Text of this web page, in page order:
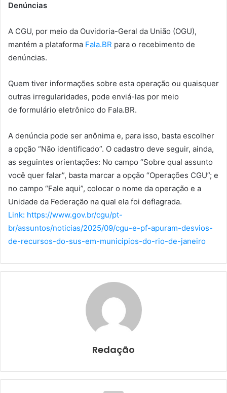
Denúncias
A CGU, por meio da Ouvidoria-Geral da União (OGU),
mantém a plataforma Fala.BR para o recebimento de
denúncias.
Quem tiver informações sobre esta operação ou quaisquer
outras irregularidades, pode enviá-las por meio
de formulário eletrônico do Fala.BR.
A denúncia pode ser anônima e, para isso, basta escolher
a opção “Não identificado”. O cadastro deve seguir, ainda,
as seguintes orientações: No campo “Sobre qual assunto
você quer falar”, basta marcar a opção “Operações CGU”; e
no campo “Fale aqui”, colocar o nome da operação e a
Unidade da Federação na qual ela foi deflagrada.
Link: https://www.gov.br/cgu/pt-
br/assuntos/noticias/2025/09/cgu-e-pf-apuram-desvios-
de-recursos-do-sus-em-municipios-do-rio-de-janeiro
Redação